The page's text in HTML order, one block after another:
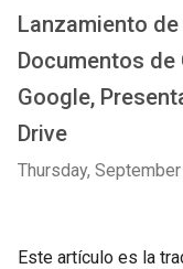
Lanzamiento
Documentos
Google,
Drive
Thursday,
Este artículo es la